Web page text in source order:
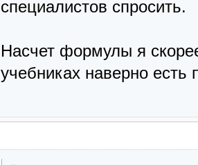
специалистов спросить.
Насчет формулы я
учебниках наверно